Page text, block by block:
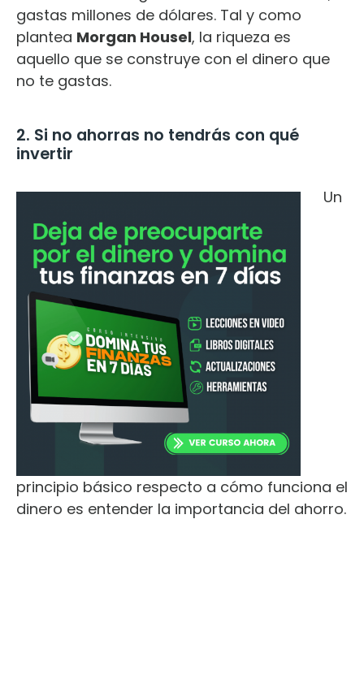
gastas millones de dólares. Tal y como
plantea Morgan Housel, la riqueza es
aquello que se construye con el dinero que
no te gastas.
2. Si no ahorras no tendrás con qué
invertir
Un
principio básico respecto a cómo funciona el
dinero es entender la importancia del ahorro.